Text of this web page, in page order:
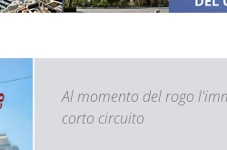
Al momento del rogo
corto circuito